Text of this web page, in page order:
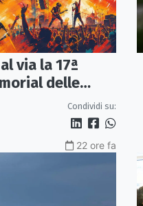
via la 17ª
delle
Condividi su:
22 ore fa